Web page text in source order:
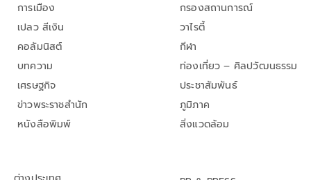
การเมือง
เปลว สีเงิน
คอลัมนิสต์
บทความ
เศรษฐกิจ
ข่าวพระราชสำนัก
หนังสือพิมพ์
กรองสถานการณ์
วาไรตี้
กีฬา
ท่องเที่ยว – ศิลปวัฒนธรรม
ประชาสัมพันธ์
ภูมิภาค
สิ่งแวดล้อม